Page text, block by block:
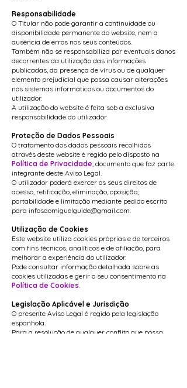
Responsabilidade
O Titular não pode garantir a continuidade ou
disponibilidade permanente do website, nem a
ausência de erros nos seus conteúdos.
Também não se responsabiliza por eventuais danos
decorrentes da utilização das informações
publicadas, da presença de vírus ou de qualquer
elemento prejudicial que possa causar alterações
nos sistemas informáticos ou documentos do
utilizador.
A utilização do website é feita sob a exclusiva
responsabilidade do utilizador.
Proteção de Dados Pessoais
O tratamento dos dados pessoais recolhidos
através deste website é regido pelo disposto na
Política de Privacidade, documento que faz parte
integrante deste Aviso Legal.
O utilizador poderá exercer os seus direitos de
acesso, retificação, eliminação, oposição,
portabilidade e limitação mediante pedido escrito
para infosaomiguelguide@gmail.com.
Utilização de Cookies
Este website utiliza cookies próprias e de terceiros
com fins técnicos, analíticos e de afiliação, para
melhorar a experiência do utilizador.
Pode consultar informação detalhada sobre as
cookies utilizadas e gerir o seu consentimento na
Política de Cookies.
Legislação Aplicável e Jurisdição
O presente Aviso Legal é regido pela legislação
espanhola.
Para a resolução de qualquer conflito que possa